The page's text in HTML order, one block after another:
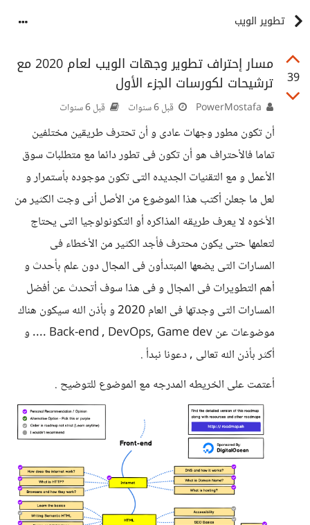
تطوير الويب
39
مسار إحتراف تطوير وجهات الويب لعام 2020 مع
ترشيحات لكورسات الجزء الأول
قبل 6 سنوات قبل 6 سنوات
أن تكون مطور وجهات عادى و أن تحترف طريقين مختلفين
تماما فالأحتراف هو أن تكون فى تطور دائما مع متطلبات سوق
الأعمل و مع التقنيات الجديده التى تكون موجوده بأستمرار و
لعل ما جعلن أكتب هذا الموضوع من الأصل أنى وجت الكثير من
الأخوه لا يعرف طريقه المذاكره أو التكونولوجيا التى يحتاج
لتعلمها حتى يكون محترف فأجد الكثير من الأخطاء فى
المسارات التى يضعها المبتدأون فى المجال دون علم بأحدث و
أهم التطويرات فى المجال و فى هذا سوف أتحدث عن أفضل
المسارات التى وجدتها فى العام 2020 و بأذن الله سيكون هناك
موضوعات عن Back-end , DevOps, Game dev .... و
أكثر بأذن الله تعالى , دعونا نبدأ .
أعتمت على الخريطه المدرجه مع الموضوع للتوضيح .